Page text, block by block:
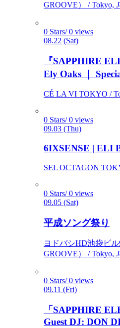
GROOVE） / Tokyo,
0 Stars/ 0 views
08.22 (Sat)
『SAPPHIRE
Ely Oaks ｜
CÉ LA VI TOKYO /
0 Stars/ 0 views
09.03 (Thu)
6IXSENSE | ELI
SEL OCTAGON
0 Stars/ 0 views
09.05 (Sat)
平成ソング祭り
ヨドバシHD池袋ビ
GROOVE） / Tokyo,
0 Stars/ 0 views
09.11 (Fri)
「SAPPHIRE
Guest DJ: DON